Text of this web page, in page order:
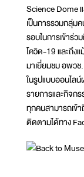
Science Dome
เป็นการรวมกลุ่ม
รอบในการเข้าร่
โควิด-19 และถึง
มาเยี่ยมชม อพวช
ในรูปแบบออนไล
รายการและกิจก
ทุกคนสามารถเข้
ติดตามได้ทาง